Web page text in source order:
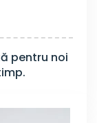
pentru noi